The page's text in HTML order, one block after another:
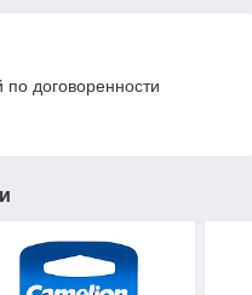
по договоренности